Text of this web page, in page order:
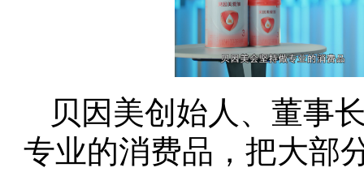
贝因美创始人、董事
专业的消费品，把大部